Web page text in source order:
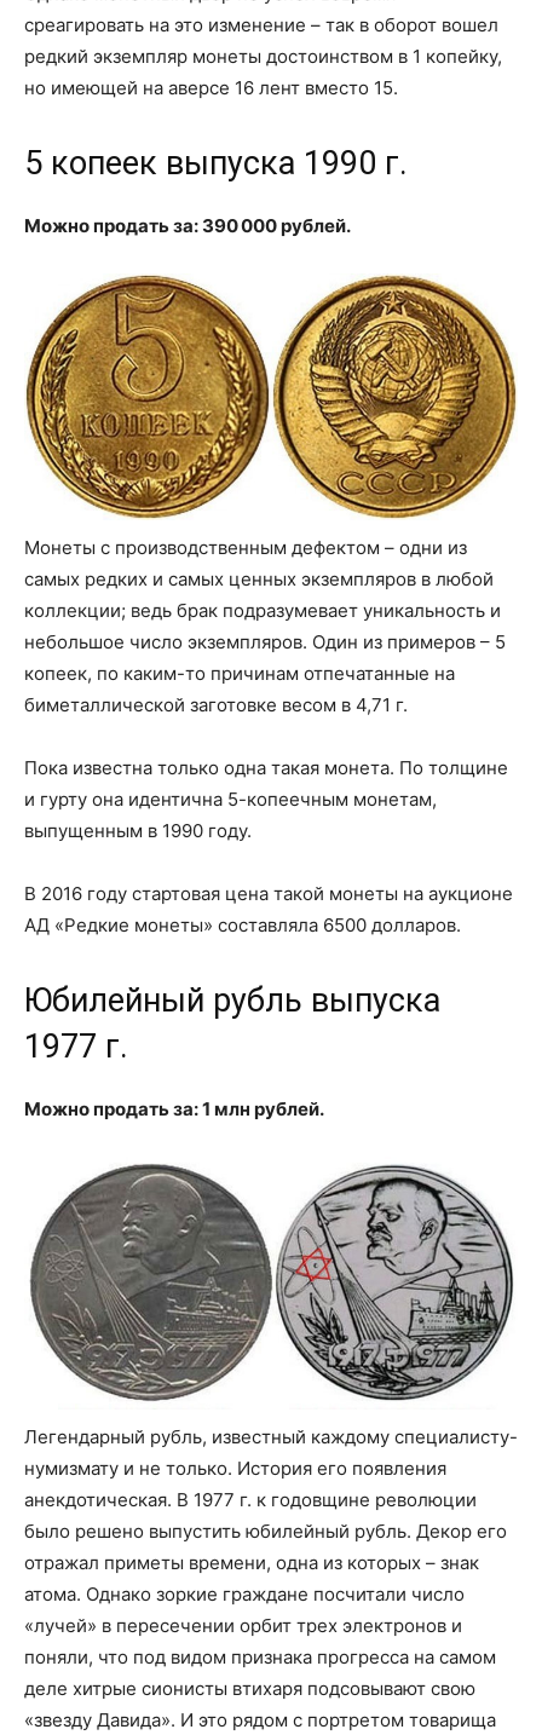
среагировать на это изменение – так в оборот вошел
редкий экземпляр монеты достоинством в 1 копейку,
но имеющей на аверсе 16 лент вместо 15.
5 копеек выпуска 1990 г.
Можно продать за: 390 000 рублей.
Монеты с производственным дефектом – одни из
самых редких и самых ценных экземпляров в любой
коллекции; ведь брак подразумевает уникальность и
небольшое число экземпляров. Один из примеров – 5
копеек, по каким-то причинам отпечатанные на
биметаллической заготовке весом в 4,71 г.
Пока известна только одна такая монета. По толщине
и гурту она идентична 5-копеечным монетам,
выпущенным в 1990 году.
В 2016 году стартовая цена такой монеты на аукционе
АД «Редкие монеты» составляла 6500 долларов.
Юбилейный рубль выпуска
1977 г.
Можно продать за: 1 млн рублей.
Легендарный рубль, известный каждому специалисту-
нумизмату и не только. История его появления
анекдотическая. В 1977 г. к годовщине революции
было решено выпустить юбилейный рубль. Декор его
отражал приметы времени, одна из которых – знак
атома. Однако зоркие граждане посчитали число
«лучей» в пересечении орбит трех электронов и
поняли, что под видом признака прогресса на самом
деле хитрые сионисты втихаря подсовывают свою
«звезду Давида». И это рядом с портретом товарища